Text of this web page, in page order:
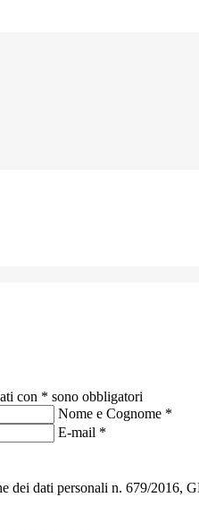
con * sono obbligatori
Nome e Cognome *
E-mail *
dei dati personali n. 679/2016,